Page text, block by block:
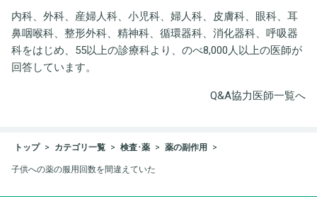
内科、外科、産婦人科、小児科、婦人科、皮膚科、眼科、耳
鼻咽喉科、整形外科、精神科、循環器科、消化器科、呼吸器
科をはじめ、55以上の診療科より、のべ8,000人以上の医師が
回答しています。
Q&A協力医師一覧へ
トップ カテゴリ一覧 検査･薬 薬の副作用
子供への薬の服用回数を間違えていた